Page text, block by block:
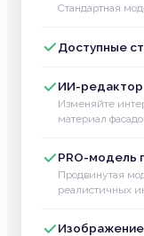
Стандартная
Доступные
ИИ-редактор
Изменяйте
материал
PRO-модель
Продвинутая
реалистичных
Изображение